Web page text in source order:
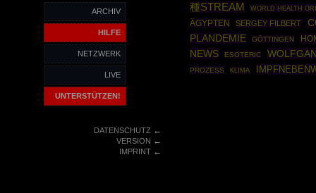
ARCHIV
HILFE
NETZWERK
LIVE
UNTERSTÜTZEN!
DATENSCHUTZ←
VERSION ←
IMPRINT←
種STREAM WORLD HEALTH
ÄGYPTEN SERGEY FILBERT
PLANDEMIE GÖTTINGEN
NEWS ESOTERIC
PROZESS KLIMA